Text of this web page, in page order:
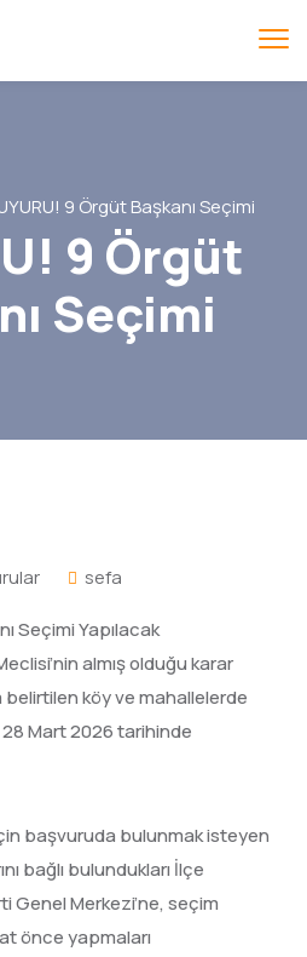
9 Örgüt Başkanı Seçimi
9 Örgüt
Seçimi
sefa
Seçimi Yapılacak
almış olduğu karar
köy ve mahallelerde
Mart 2026 tarihinde
başvuruda bulunmak isteyen
bağlı bulundukları İlçe
Genel Merkezi’ne, seçim
önce yapmaları